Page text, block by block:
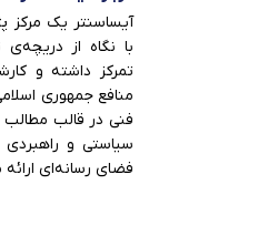
آیساسنتر یک
با نگاه از
تمرکز داشته و
منافع جمهوری
فنی در قالب مطالب
سیاستی و
فضای رسانه‌ای